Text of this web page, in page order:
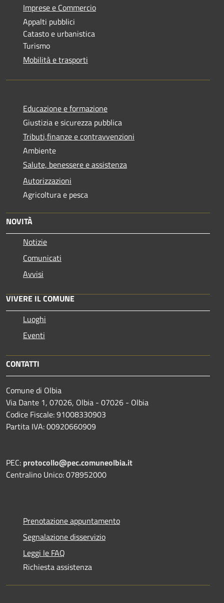
Imprese e Commercio
Appalti pubblici
Catasto e urbanistica
Turismo
Mobilità e trasporti
Educazione e formazione
Giustizia e sicurezza pubblica
Tributi,finanze e contravvenzioni
Ambiente
Salute, benessere e assistenza
Autorizzazioni
Agricoltura e pesca
NOVITÀ
Notizie
Comunicati
Avvisi
VIVERE IL COMUNE
Luoghi
Eventi
CONTATTI
Comune di Olbia
Via Dante 1, 07026, Olbia - 07026 - Olbia
Codice Fiscale: 91008330903
Partita IVA: 00920660909
PEC: protocollo@pec.comuneolbia.it
Centralino Unico: 078952000
Prenotazione appuntamento
Segnalazione disservizio
Leggi le FAQ
Richiesta assistenza